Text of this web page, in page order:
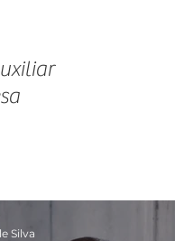
Silva